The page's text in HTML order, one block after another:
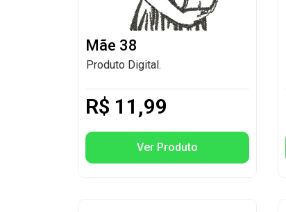
Mãe 38
Produto Digital.
R$ 11,99
Ver Produto